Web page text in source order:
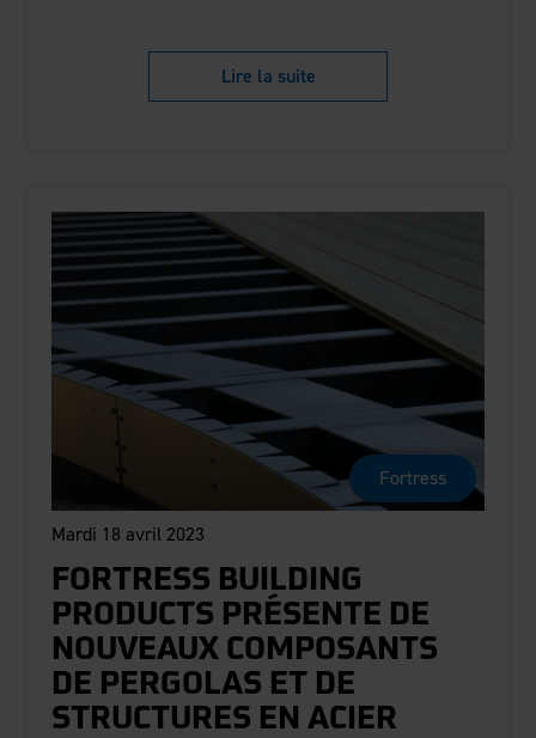
Lire la suite
Fortress
Mardi 18 avril 2023
FORTRESS BUILDING
PRODUCTS PRÉSENTE DE
NOUVEAUX COMPOSANTS
DE PERGOLAS ET DE
STRUCTURES EN ACIER